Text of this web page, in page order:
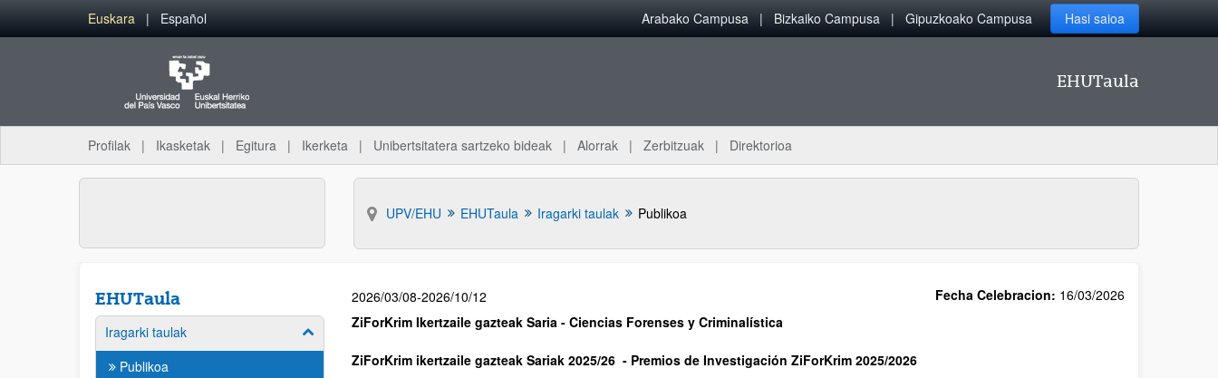
Euskara Español Arabako Campusa Bizkaiko Campusa Gipuzkoako Campusa Hasi saioa
EHUTaula
Profilak Ikasketak Egitura Ikerketa Unibertsitatera sartzeko bideak Alorrak Zerbitzuak Direktorioa
UPV/EHU EHUTaula Iragarki taulak Publikoa
EHUTaula
Iragarki taulak
Publikoa
2026/03/08-2026/10/12 Fecha Celebracion: 16/03/2026
ZiForKrim Ikertzaile gazteak Saria - Ciencias Forenses y Criminalística
ZiForKrim ikertzaile gazteak Sariak 2025/26 - Premios de Investigación ZiForKrim 2025/2026